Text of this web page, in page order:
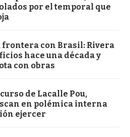
por el temporal que
frontera con Brasil: Rivera
hace una década y
con obras
de Lacalle Pou,
en polémica interna
ejercer